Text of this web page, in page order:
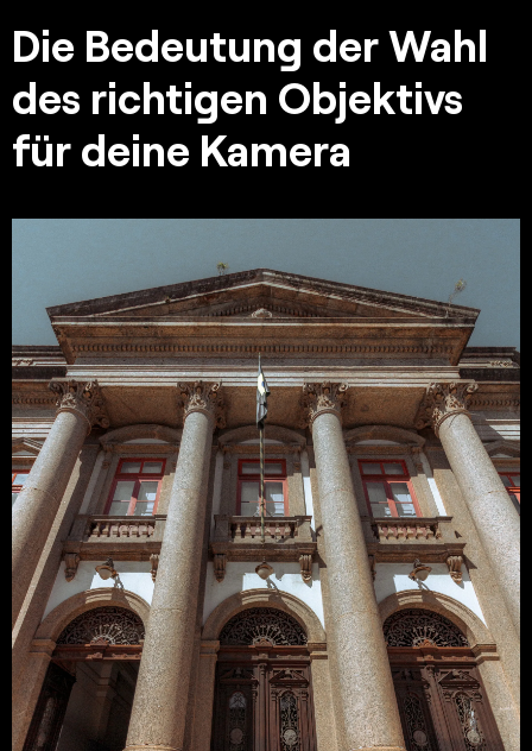
Die Bedeutung der Wahl
des richtigen Objektivs
für deine Kamera